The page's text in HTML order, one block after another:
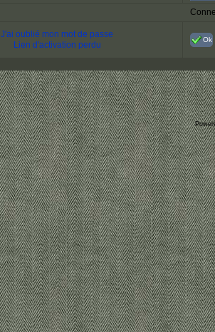
J'ai oublié mon mot de passe
Lien d'activation perdu
Ok